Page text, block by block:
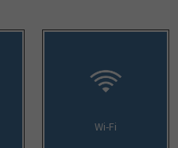
Wi-Fi